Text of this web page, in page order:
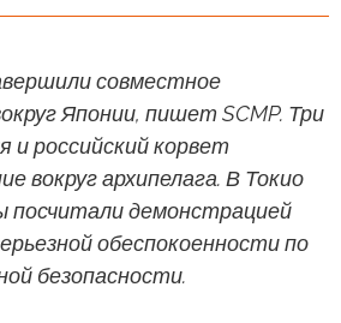
совместное
Японии, пишет SCMP. Три
и российский корвет
вокруг архипелага. В Токио
посчитали демонстрацией
обеспокоенности по
безопасности.